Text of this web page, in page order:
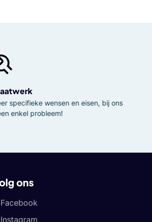
specifieke wensen en eisen, bij ons
enkel probleem!
ons
Facebook
Instagram